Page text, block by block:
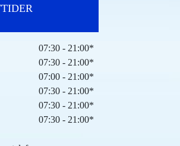
07:30 - 21:00*
07:30 - 21:00*
07:00 - 21:00*
07:30 - 21:00*
07:30 - 21:00*
07:30 - 21:00*